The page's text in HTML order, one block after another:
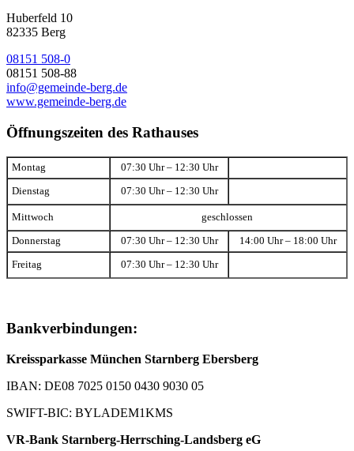
Huberfeld 10
82335 Berg
08151 508-0
08151 508-88
info@gemeinde-berg.de
www.gemeinde-berg.de
Öffnungszeiten des Rathauses
Montag 07:30 Uhr – 12:30 Uhr
Dienstag 07:30 Uhr – 12:30 Uhr
Mittwoch geschlossen
Donnerstag 07:30 Uhr – 12:30 Uhr 14:00 Uhr – 18:00 Uhr
Freitag 07:30 Uhr – 12:30 Uhr
Bankverbindungen:
Kreissparkasse München Starnberg Ebersberg
IBAN: DE08 7025 0150 0430 9030 05
SWIFT-BIC: BYLADEM1KMS
VR-Bank Starnberg-Herrsching-Landsberg eG